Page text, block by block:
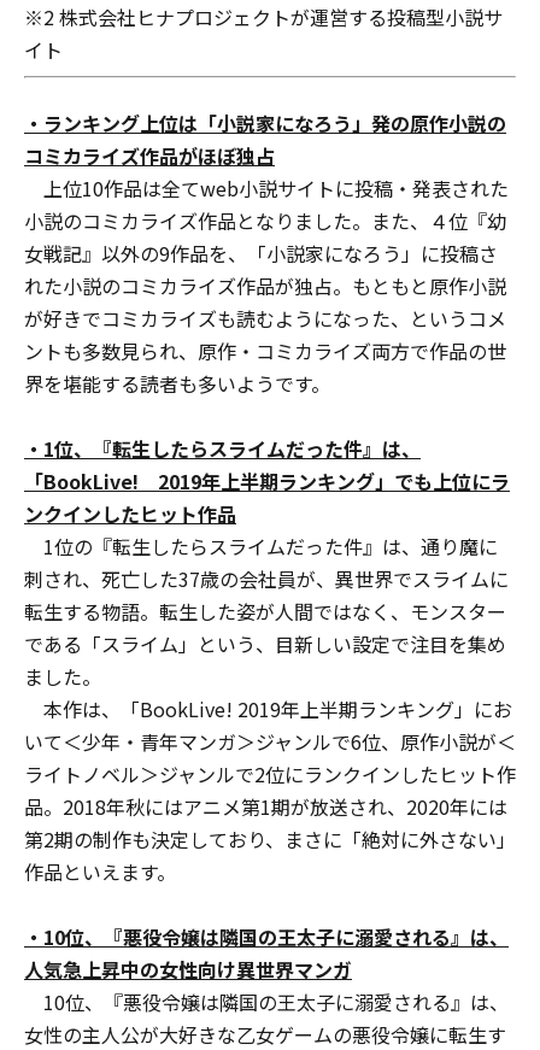
※2 株式会社ヒナプロジェクトが運営する投稿型小説サ
イト
・ ランキング上位は「小説家になろう」発の原作小説の
コミカライズ作品がほぼ独占
上位10作品は全てweb小説サイトに投稿・発表された
小説のコミカライズ作品となりました。また、４位『幼
女戦記』以外の9作品を、「小説家になろう」に投稿さ
れた小説のコミカライズ作品が独占。もともと原作小説
が好きでコミカライズも読むようになった、というコメ
ントも多数見られ、原作・コミカライズ両方で作品の世
界を堪能する読者も多いようです。
・ 1位、『転生したらスライムだった件』は、
「BookLive! 2019年上半期ランキング」でも上位にラ
ンクインしたヒット作品
1位の『転生したらスライムだった件』は、通り魔に
刺され、死亡した37歳の会社員が、異世界でスライムに
転生する物語。転生した姿が人間ではなく、モンスター
である「スライム」という、目新しい設定で注目を集め
ました。
本作は、「BookLive! 2019年上半期ランキング」にお
いて＜少年・青年マンガ＞ジャンルで6位、原作小説が＜
ライトノベル＞ジャンルで2位にランクインしたヒット作
品。2018年秋にはアニメ第1期が放送され、2020年には
第2期の制作も決定しており、まさに「絶対に外さない」
作品といえます。
・ 10位、
『悪役令嬢は隣国の王太子に溺愛される』は、
人気急上昇中の女性向け異世界マンガ
10位、『悪役令嬢は隣国の王太子に溺愛される』は、
女性の主人公が大好きな乙女ゲームの悪役令嬢に転生す